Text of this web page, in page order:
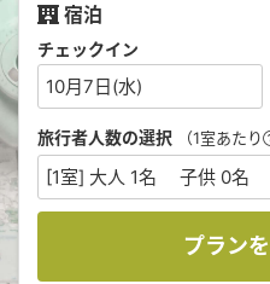
宿泊
チェックイン
10月7日(水)
旅行者人数の選択 （1室あたり
[1室] 大人 1名 子供 0名
プラン